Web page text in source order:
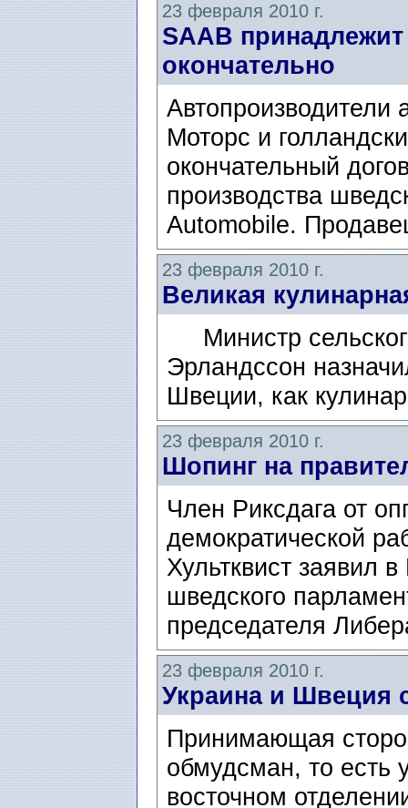
23 февраля 2010 г.
SAAB
окончательно
Моторс и
окончательный
производства
Automobile.
23 февраля 2010 г.
Великая
Министр
Эрландссон
Швеции, как
23 февраля 2010 г.
Шопинг на
Член Риксдага от
демократической
Хультквист заявил
шведского
председателя
23 февраля 2010 г.
Украина и Швеция
Принимающая
обмудсман, то есть
восточном